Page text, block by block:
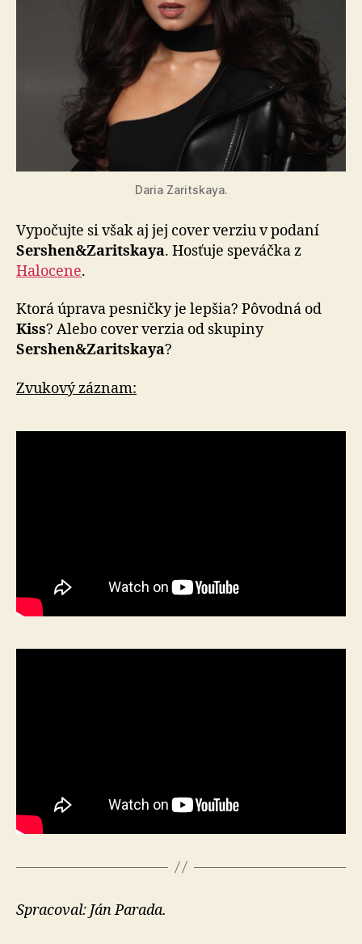
Daria Zaritskaya.
Vypočujte si však aj jej cover verziu v podaní
Sershen&Zaritskaya. Hosťuje speváčka z
Halocene.
Ktorá úprava pesničky je lepšia? Pôvodná od
Kiss? Alebo cover verzia od skupiny
Sershen&Zaritskaya?
Zvukový záznam:
Spracoval: Ján Parada.